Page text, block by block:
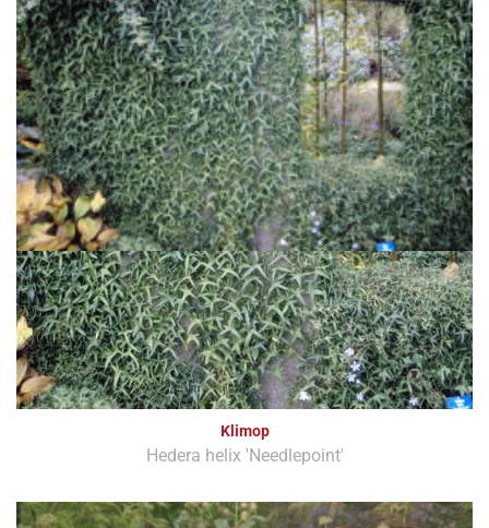
Klimop
Hedera helix 'Needlepoint'